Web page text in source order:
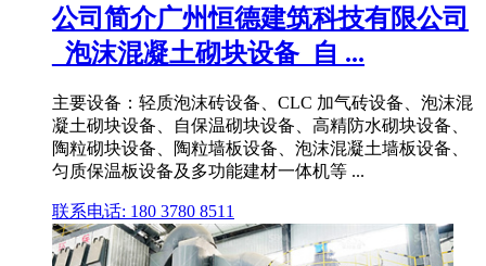
公司简介广州恒德建筑科技有限公司
_泡沫混凝土砌块设备_自 ...
主要设备：轻质泡沫砖设备、CLC 加气砖设备、泡沫混
凝土砌块设备、自保温砌块设备、高精防水砌块设备、
陶粒砌块设备、陶粒墙板设备、泡沫混凝土墙板设备、
匀质保温板设备及多功能建材一体机等 ...
联系电话: 180 3780 8511